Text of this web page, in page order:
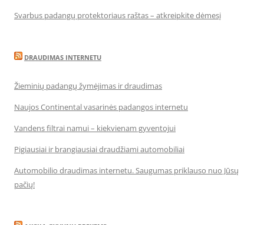
Svarbus padangų protektoriaus raštas – atkreipkite dėmesį
DRAUDIMAS INTERNETU
Žieminių padangų žymėjimas ir draudimas
Naujos Continental vasarinės padangos internetu
Vandens filtrai namui – kiekvienam gyventojui
Pigiausiai ir brangiausiai draudžiami automobiliai
Automobilio draudimas internetu. Saugumas priklauso nuo Jūsų
pačių!